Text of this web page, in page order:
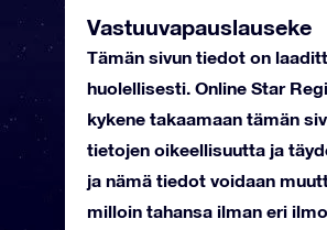
Vastuuvapauslauseke
Tämän sivun tiedot on
huolellisesti. Online Star
kykene takaamaan tämän
tietojen oikeellisuutta ja
ja nämä tiedot voidaan
milloin tahansa ilman eri